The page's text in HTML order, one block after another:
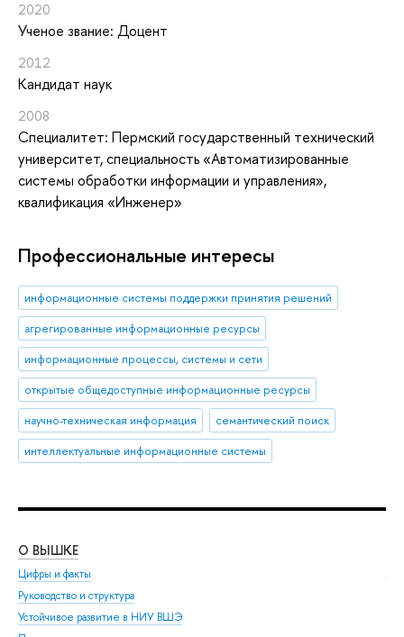
2020
Ученое звание: Доцент
2012
Кандидат наук
2008
Специалитет: Пермский государственный технический
университет, специальность «Автоматизированные
системы обработки информации и управления»,
квалификация «Инженер»
Профессиональные интересы
информационные системы поддержки принятия решений
агрегированные информационные ресурсы
информационные процессы, системы и сети
открытые общедоступные информационные ресурсы
научно-техническая информация
семантический поиск
интеллектуальные информационные системы
О ВЫШКЕ
Цифры и факты
Руководство и структура
Устойчивое развитие в НИУ ВШЭ